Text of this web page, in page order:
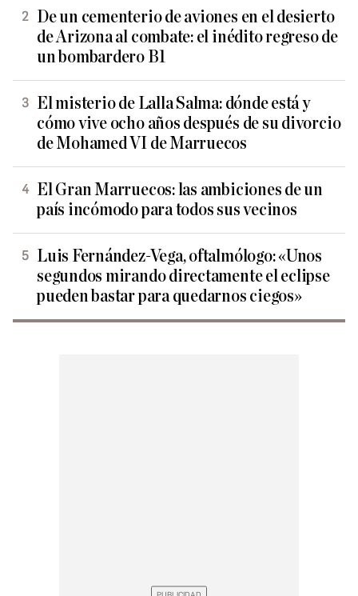
De un cementerio de aviones en el desierto
de Arizona al combate: el inédito regreso de
un bombardero B1
El misterio de Lalla Salma: dónde está y
cómo vive ocho años después de su divorcio
de Mohamed VI de Marruecos
El Gran Marruecos: las ambiciones de un
país incómodo para todos sus vecinos
Luis Fernández-Vega, oftalmólogo: «Unos
segundos mirando directamente el eclipse
pueden bastar para quedarnos ciegos»